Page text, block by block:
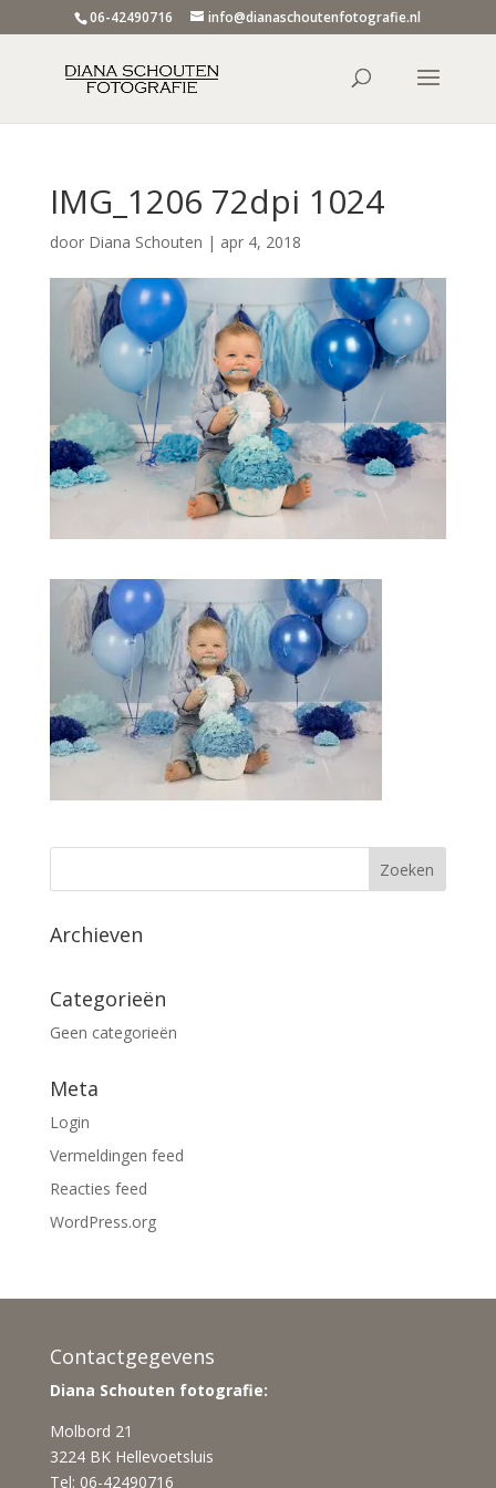
06-42490716 info@dianaschoutenfotografie.nl
IMG_1206 72dpi 1024
door Diana Schouten | apr 4, 2018
Archieven
Categorieën
Geen categorieën
Meta
Login
Vermeldingen feed
Reacties feed
WordPress.org
Contactgegevens
Diana Schouten fotografie:
Molbord 21
3224 BK Hellevoetsluis
Tel: 06-42490716